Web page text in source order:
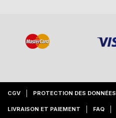
CGV PROTECTION DES DONNÉES
LIVRAISON ET PAIEMENT FAQ